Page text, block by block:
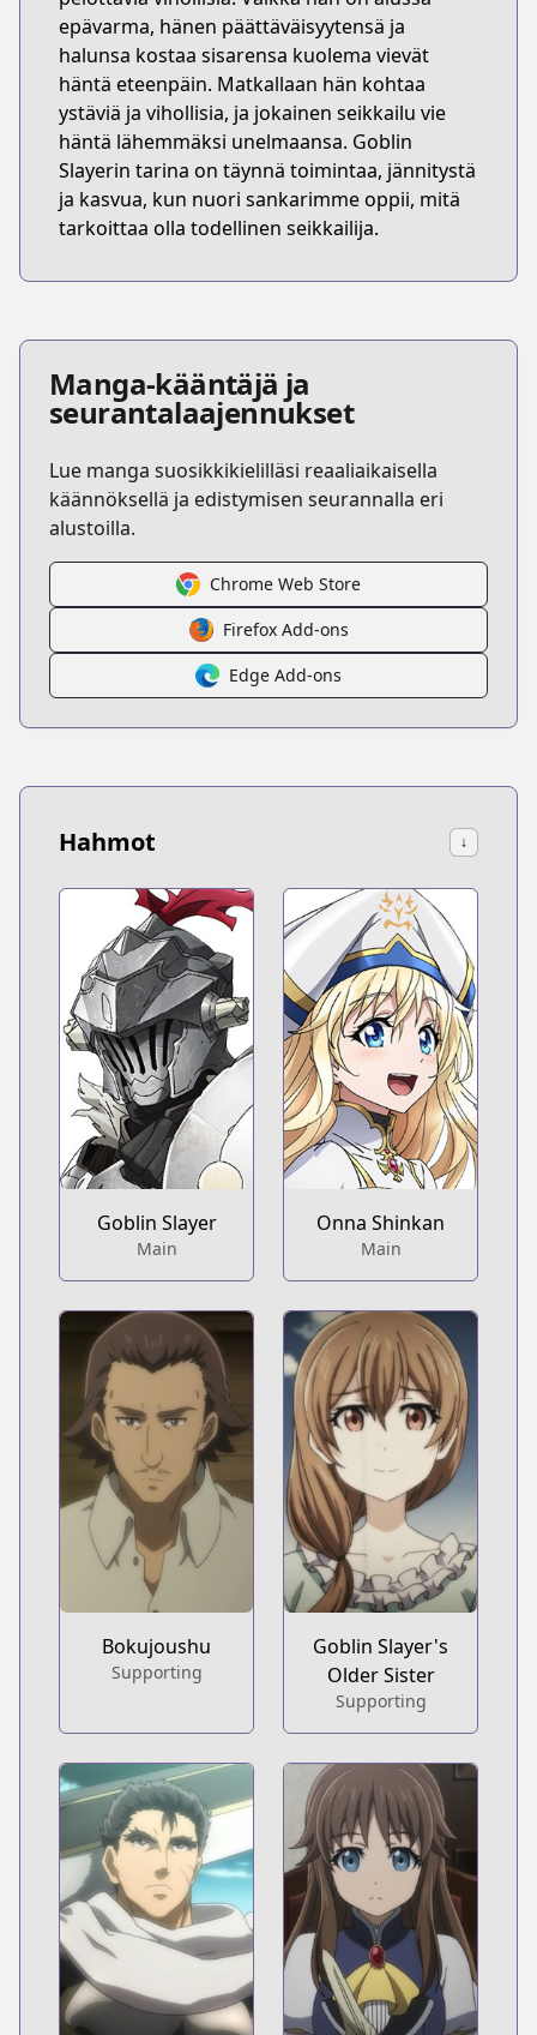
epävarma, hänen päättäväisyytensä ja
halunsa kostaa sisarensa kuolema vievät
häntä eteenpäin. Matkallaan hän kohtaa
ystäviä ja vihollisia, ja jokainen seikkailu vie
häntä lähemmäksi unelmaansa. Goblin
Slayerin tarina on täynnä toimintaa, jännitystä
ja kasvua, kun nuori sankarimme oppii, mitä
tarkoittaa olla todellinen seikkailija.
Manga-kääntäjä ja
seurantalaajennukset
Lue manga suosikkikielilläsi reaaliaikaisella
käännöksellä ja edistymisen seurannalla eri
alustoilla.
Chrome Web Store
Firefox Add-ons
Edge Add-ons
Hahmot ↓
Goblin Slayer
Main
Onna Shinkan
Main
Bokujoushu
Supporting
Goblin Slayer's
Older Sister
Supporting